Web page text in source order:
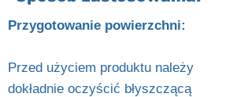
Przygotowanie powierzchni:
Przed użyciem produktu należy
dokładnie oczyścić błyszczącą